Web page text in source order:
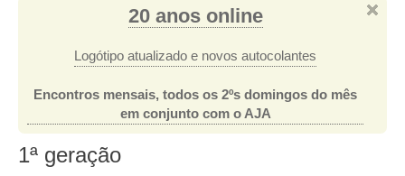
20 anos online
Logótipo atualizado e novos autocolantes
Encontros mensais, todos os 2ºs domingos do mês
em conjunto com o AJA
1ª geração